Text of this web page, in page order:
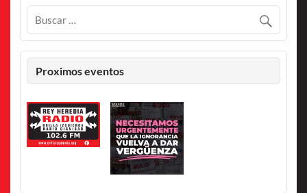
Proximos eventos